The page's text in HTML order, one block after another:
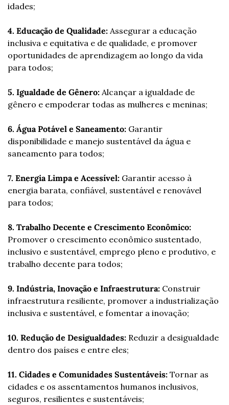
idades;
4. Educação de Qualidade: Assegurar a educação
inclusiva e equitativa e de qualidade, e promover
oportunidades de aprendizagem ao longo da vida
para todos;
5. Igualdade de Gênero: Alcançar a igualdade de
gênero e empoderar todas as mulheres e meninas;
6. Água Potável e Saneamento: Garantir
disponibilidade e manejo sustentável da água e
saneamento para todos;
7. Energia Limpa e Acessível: Garantir acesso à
energia barata, confiável, sustentável e renovável
para todos;
8. Trabalho Decente e Crescimento Econômico:
Promover o crescimento econômico sustentado,
inclusivo e sustentável, emprego pleno e produtivo, e
trabalho decente para todos;
9. Indústria, Inovação e Infraestrutura: Construir
infraestrutura resiliente, promover a industrialização
inclusiva e sustentável, e fomentar a inovação;
10. Redução de Desigualdades: Reduzir a desigualdade
dentro dos países e entre eles;
11. Cidades e Comunidades Sustentáveis: Tornar as
cidades e os assentamentos humanos inclusivos,
seguros, resilientes e sustentáveis;